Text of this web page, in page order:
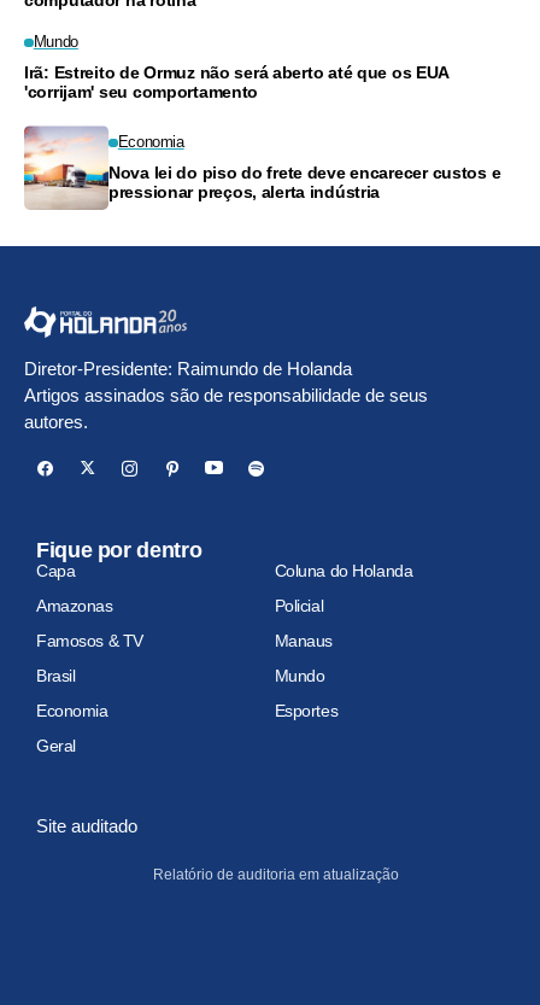
Mundo
Irã: Estreito de Ormuz não será aberto até que os EUA
'corrijam' seu comportamento
Economia
Nova lei do piso do frete deve encarecer custos e
pressionar preços, alerta indústria
Diretor-Presidente: Raimundo de Holanda
Artigos assinados são de responsabilidade de seus
autores.
Fique por dentro
Capa
Coluna do Holanda
Amazonas
Policial
Famosos & TV
Manaus
Brasil
Mundo
Economia
Esportes
Geral
Site auditado
Relatório de auditoria em atualização